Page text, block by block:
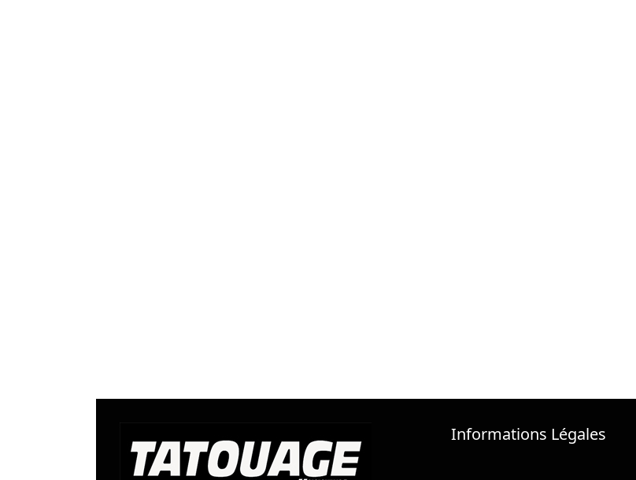
Informations Légales